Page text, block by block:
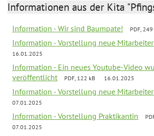
Informationen aus der Kita
Information - Wir sind Baumpate! PDF,
Information - Vorstellung neue
16.01.2025
Information - Ein neues Youtube-Video
veröffentlicht
PDF, 122 kB 16.01.2025
Information - Vorstellung neue
07.01.2025
Information - Vorstellung Praktikantin
07.01.2025